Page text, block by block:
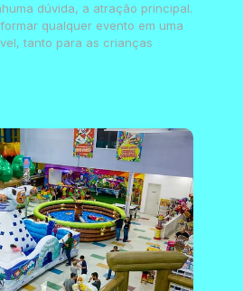
dúvida, a atração principal.
qualquer evento em uma
tanto para as crianças